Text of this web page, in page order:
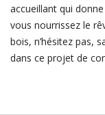
accueillant qui
vous nourrissez le
bois, n’hésitez pas,
dans ce projet de